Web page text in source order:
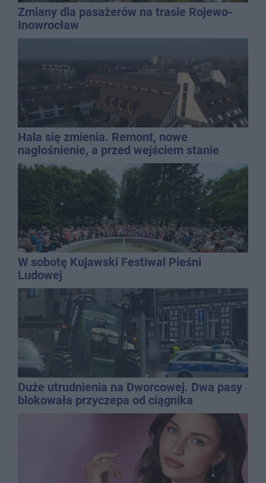
Zmiany dla pasażerów na trasie Rojewo-
Inowrocław
Hala się zmienia. Remont, nowe
nagłośnienie, a przed wejściem stanie
QEMETICA ARENA
W sobotę Kujawski Festiwal Pieśni
Ludowej
Duże utrudnienia na Dworcowej. Dwa pasy
blokowała przyczepa od ciągnika